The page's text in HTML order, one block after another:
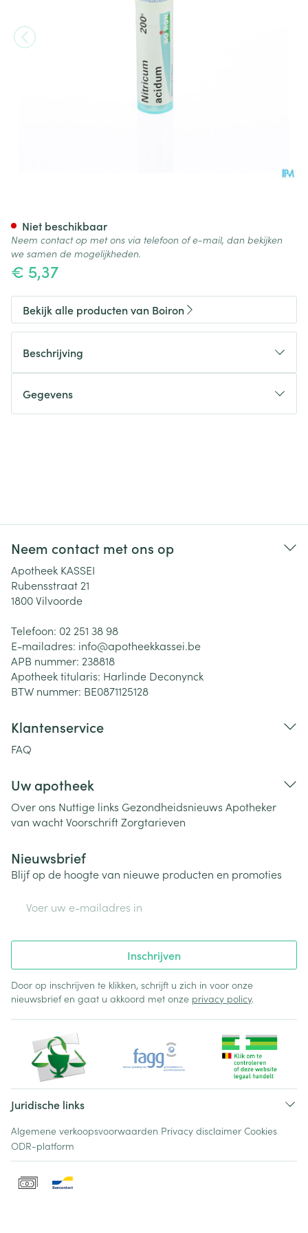
€ 5,37
Niet beschikbaar
Neem contact op met ons via telefoon of e-mail, dan bekijken
we samen de mogelijkheden.
Bekijk alle producten van Boiron
Beschrijving
Gegevens
Neem contact met ons op
Apotheek KASSEI
Rubensstraat 21
1800Vilvoorde
Telefoon: 02 251 38 98
E-mailadres: info@apotheekkassei.be
APB nummer: 238818
Apotheek titularis: Harlinde Deconynck
BTW nummer: BE0871125128
Klantenservice
FAQ
Uw apotheek
Over ons Nuttige links Gezondheidsnieuws Apotheker
van wachtVoorschriftZorgtarieven
Nieuwsbrief
Blijf op de hoogte van nieuwe producten en promoties
Inschrijven
Door op inschrijven te klikken, schrijft u zich in voor onze
nieuwsbrief en gaat u akkoord met onze privacy policy.
Juridische links
Algemene verkoopsvoorwaarden Privacy disclaimer Cookies
ODR-platform